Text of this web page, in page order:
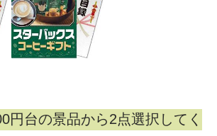
円台の景品から2点選択してく